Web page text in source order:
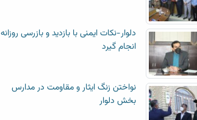
دلوار-نکات ایمنی با بازدید و بازرسی روزانه
انجام گیرد
نواختن زنگ ایثار و مقاومت در مدارس
بخش دلوار